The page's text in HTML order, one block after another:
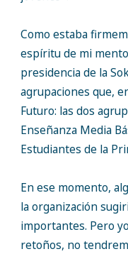
Como estaba
espíritu de mi
presidencia de la
agrupaciones que,
Futuro: las dos
Enseñanza Media
Estudiantes de la
En ese momento,
la organización
importantes. Pero
retoños, no